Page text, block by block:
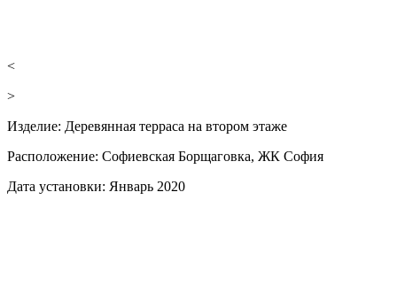
<
>
Изделие: Деревянная терраса на втором этаже
Расположение: Софиевская Борщаговка, ЖК София
Дата установки: Январь 2020